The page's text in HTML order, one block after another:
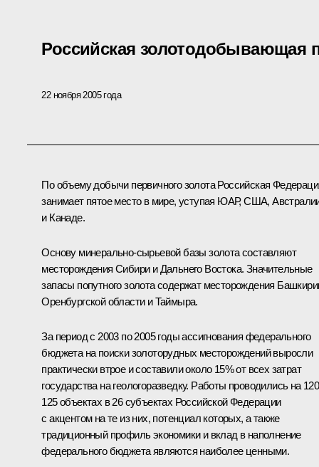
Российская золотодобывающая
22 ноября 2005 года
По объему добычи первичного золота Российская
занимает пятое место в мире, уступая ЮАР, США,
и Канаде.
Основу минерально-сырьевой базы золота составляют
месторождения Сибири и Дальнего Востока. Значительные
запасы попутного золота содержат месторождения
Оренбургской области и Таймыра.
За период с 2003 по 2005 годы ассигнования федерального
бюджета на поиски золоторудных месторождений выросли
практически втрое и составили около 15% от всех затрат
государства на геологоразведку. Работы проводились на
125 объектах в 26 субъектах Российской Федерации
с акцентом на те из них, потенциал которых, а также
традиционный профиль экономики и вклад в наполнение
федерального бюджета являются наиболее ценными.